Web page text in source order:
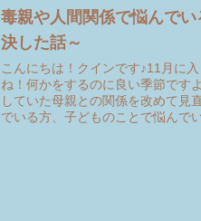
毒親や人間関係で悩んで
決した話～
こんにちは！クインです♪11月に
ね！何かをするのに良い季節です
していた母親との関係を改めて見
でいる方、子どものことで悩んで